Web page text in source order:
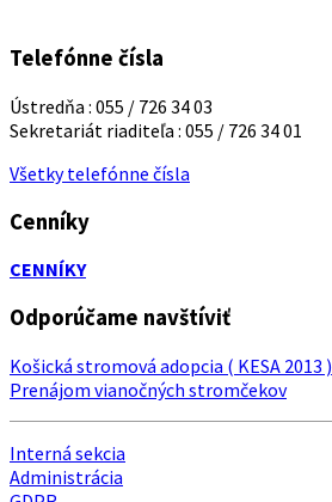
Telefónne čísla
Ústredňa : 055 / 726 34 03
Sekretariát riaditeľa : 055 / 726 34 01
Všetky telefónne čísla
Cenníky
CENNÍKY
Odporúčame navštíviť
Košická stromová adopcia ( KESA 2013 )
Prenájom vianočných stromčekov
Interná sekcia
Administrácia